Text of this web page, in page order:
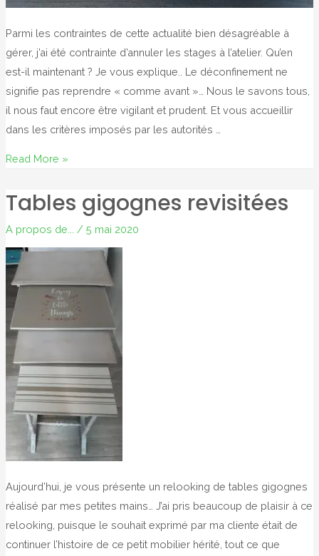
Parmi les contraintes de cette actualité bien désagréable à
gérer, j’ai été contrainte d’annuler les stages à l’atelier. Qu’en
est-il maintenant ? Je vous explique.. Le déconfinement ne
signifie pas reprendre « comme avant »… Nous le savons tous,
il nous faut encore être vigilant et prudent. Et vous accueillir
dans les critères imposés par les autorités …
Stage
not
that
is
the
question
Read More »
Tables gigognes revisitées
A propos de... / 5 mai 2020
Aujourd’hui, je vous présente un relooking de tables gigognes
réalisé par mes petites mains… J’ai pris beaucoup de plaisir à ce
relooking, puisque le souhait exprimé par ma cliente était de
continuer l’histoire de ce petit mobilier hérité, tout ce que